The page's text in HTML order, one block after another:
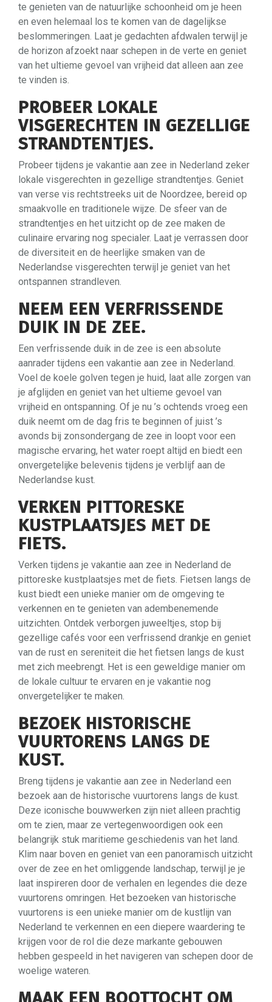
te genieten van de natuurlijke schoonheid om je heen
en even helemaal los te komen van de dagelijkse
beslommeringen. Laat je gedachten afdwalen terwijl je
de horizon afzoekt naar schepen in de verte en geniet
van het ultieme gevoel van vrijheid dat alleen aan zee
te vinden is.
PROBEER LOKALE
VISGERECHTEN IN GEZELLIGE
STRANDTENTJES.
Probeer tijdens je vakantie aan zee in Nederland zeker
lokale visgerechten in gezellige strandtentjes. Geniet
van verse vis rechtstreeks uit de Noordzee, bereid op
smaakvolle en traditionele wijze. De sfeer van de
strandtentjes en het uitzicht op de zee maken de
culinaire ervaring nog specialer. Laat je verrassen door
de diversiteit en de heerlijke smaken van de
Nederlandse visgerechten terwijl je geniet van het
ontspannen strandleven.
NEEM EEN VERFRISSENDE
DUIK IN DE ZEE.
Een verfrissende duik in de zee is een absolute
aanrader tijdens een vakantie aan zee in Nederland.
Voel de koele golven tegen je huid, laat alle zorgen van
je afglijden en geniet van het ultieme gevoel van
vrijheid en ontspanning. Of je nu ’s ochtends vroeg een
duik neemt om de dag fris te beginnen of juist ’s
avonds bij zonsondergang de zee in loopt voor een
magische ervaring, het water roept altijd en biedt een
onvergetelijke belevenis tijdens je verblijf aan de
Nederlandse kust.
VERKEN PITTORESKE
KUSTPLAATSJES MET DE
FIETS.
Verken tijdens je vakantie aan zee in Nederland de
pittoreske kustplaatsjes met de fiets. Fietsen langs de
kust biedt een unieke manier om de omgeving te
verkennen en te genieten van adembenemende
uitzichten. Ontdek verborgen juweeltjes, stop bij
gezellige cafés voor een verfrissend drankje en geniet
van de rust en sereniteit die het fietsen langs de kust
met zich meebrengt. Het is een geweldige manier om
de lokale cultuur te ervaren en je vakantie nog
onvergetelijker te maken.
BEZOEK HISTORISCHE
VUURTORENS LANGS DE
KUST.
Breng tijdens je vakantie aan zee in Nederland een
bezoek aan de historische vuurtorens langs de kust.
Deze iconische bouwwerken zijn niet alleen prachtig
om te zien, maar ze vertegenwoordigen ook een
belangrijk stuk maritieme geschiedenis van het land.
Klim naar boven en geniet van een panoramisch uitzicht
over de zee en het omliggende landschap, terwijl je je
laat inspireren door de verhalen en legendes die deze
vuurtorens omringen. Het bezoeken van historische
vuurtorens is een unieke manier om de kustlijn van
Nederland te verkennen en een diepere waardering te
krijgen voor de rol die deze markante gebouwen
hebben gespeeld in het navigeren van schepen door de
woelige wateren.
MAAK EEN BOOTTOCHT OM